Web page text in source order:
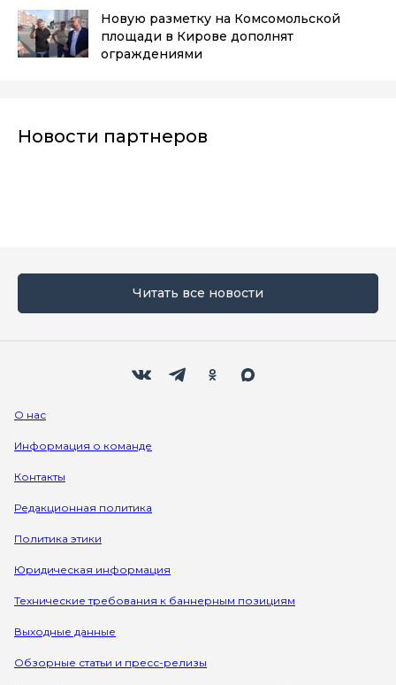
Новую разметку на Комсомольской
площади в Кирове дополнят
ограждениями
Новости партнеров
Читать все новости
О нас
Информация о команде
Контакты
Редакционная политика
Политика этики
Юридическая информация
Технические требования к баннерным позициям
Выходные данные
Обзорные статьи и пресс-релизы